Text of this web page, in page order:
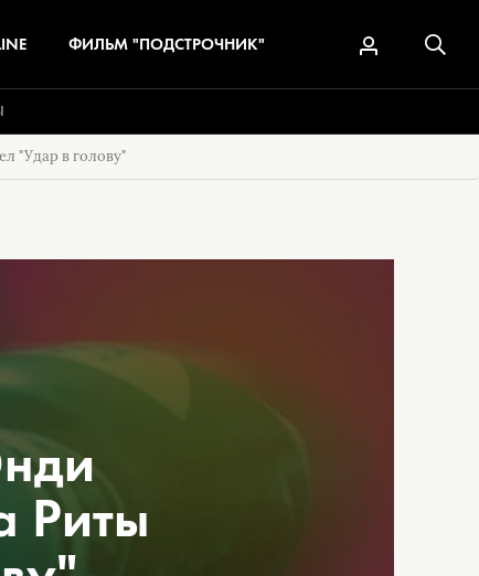
ФИЛЬМ "ПОДСТРОЧНИК"
"Удар в голову"
Риты